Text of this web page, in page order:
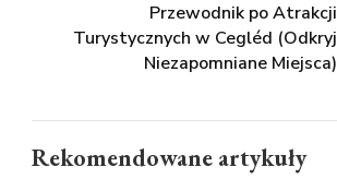
Przewodnik po Atrakcji
Turystycznych w Cegléd (Odkryj
Niezapomniane Miejsca)
Rekomendowane artykuły